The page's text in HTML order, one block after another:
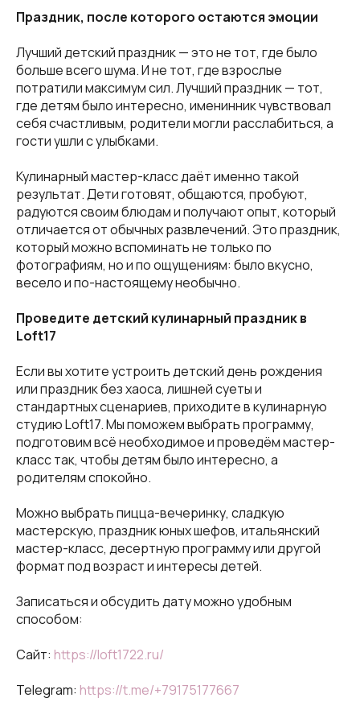
Праздник, после которого остаются эмоции
Лучший детский праздник — это не тот, где было
больше всего шума. И не тот, где взрослые
потратили максимум сил. Лучший праздник — тот,
где детям было интересно, именинник чувствовал
себя счастливым, родители могли расслабиться, а
гости ушли с улыбками.
Кулинарный мастер-класс даёт именно такой
результат. Дети готовят, общаются, пробуют,
радуются своим блюдам и получают опыт, который
отличается от обычных развлечений. Это праздник,
который можно вспоминать не только по
фотографиям, но и по ощущениям: было вкусно,
весело и по-настоящему необычно.
Проведите детский кулинарный праздник в
Loft17
Если вы хотите устроить детский день рождения
или праздник без хаоса, лишней суеты и
стандартных сценариев, приходите в кулинарную
студию Loft17. Мы поможем выбрать программу,
подготовим всё необходимое и проведём мастер-
класс так, чтобы детям было интересно, а
родителям спокойно.
Можно выбрать пицца-вечеринку, сладкую
мастерскую, праздник юных шефов, итальянский
мастер-класс, десертную программу или другой
формат под возраст и интересы детей.
Записаться и обсудить дату можно удобным
способом:
Сайт: https://loft1722.ru/
Telegram: https://t.me/+79175177667